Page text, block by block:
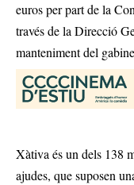
euros per part de la
través de la Direcció
manteniment del
Xàtiva és un dels 138
ajudes, que suposen